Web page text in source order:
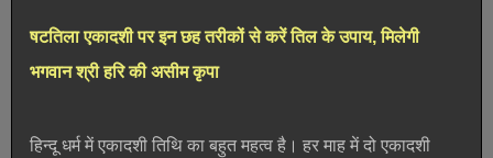
षटतिला एकादशी पर इन छह तरीकों से करें तिल के उपाय, मिलेगी
भगवान श्री हरि की असीम कृपा
हिन्दू धर्म में एकादशी तिथि का बहुत महत्व है। हर माह में दो एकादशी